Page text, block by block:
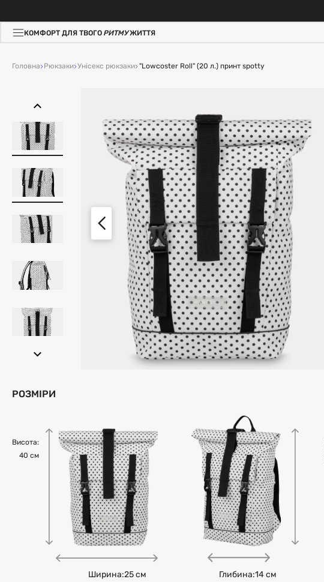
КОМФОРТ ДЛЯ ТВОГОРИТМУЖИТТЯ
Головна Рюкзаки Унісекс рюкзаки "Lowcoster Roll" (20 л.) принт spotty
РОЗМІРИ
Висота:
40 см
Ширина:25 см Глибина:14 см